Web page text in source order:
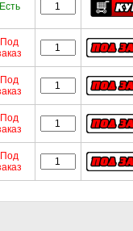
Есть
Под
Под
Под
Под